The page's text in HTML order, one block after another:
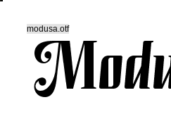
modusa.otf